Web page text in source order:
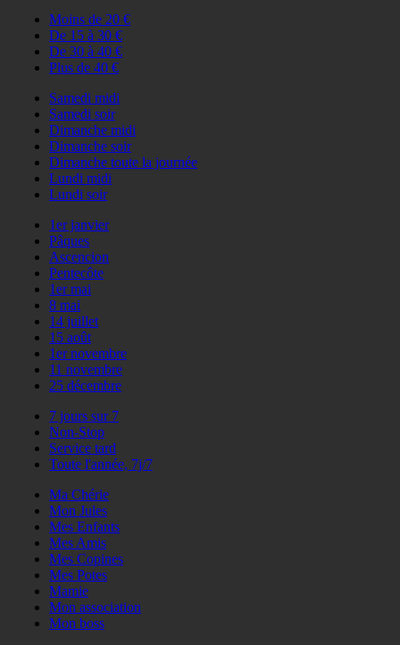
Moins de 20 €
De 15 à 30 €
De 30 à 40 €
Plus de 40 €
Samedi midi
Samedi soir
Dimanche midi
Dimanche soir
Dimanche toute la journée
Lundi midi
Lundi soir
1er janvier
Pâques
Ascencion
Pentecôte
1er mai
8 mai
14 juillet
15 août
1er novembre
11 novembre
25 décembre
7 jours sur 7
Non-Stop
Service tard
Toute l'année, 7j/7
Ma Chérie
Mon Jules
Mes Enfants
Mes Amis
Mes Copines
Mes Potes
Mamie
Mon association
Mon boss